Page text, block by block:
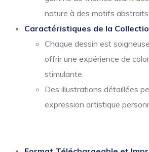
nature à des motifs
Caractéristiques de la
Chaque dessin est
offrir une expérience de
stimulante.
Des illustrations détaillées
expression artistique